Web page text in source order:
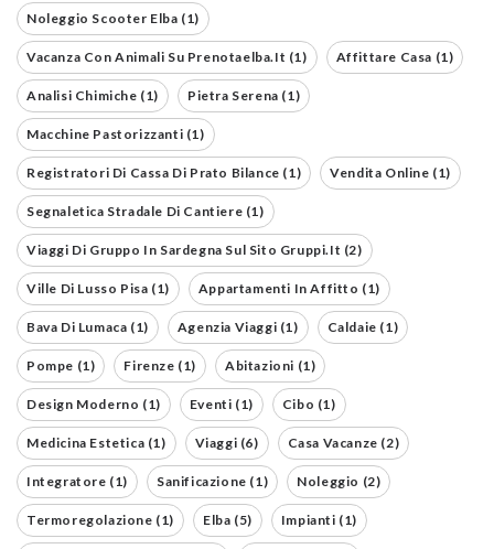
Noleggio Scooter Elba (1)
Vacanza Con Animali Su Prenotaelba.it (1) Affittare Casa (1)
Analisi Chimiche (1) Pietra Serena (1)
Macchine Pastorizzanti (1)
Registratori Di Cassa Di Prato Bilance (1) Vendita Online (1)
Segnaletica Stradale Di Cantiere (1)
Viaggi Di Gruppo In Sardegna Sul Sito Gruppi.it (2)
Ville Di Lusso Pisa (1) Appartamenti In Affitto (1)
Bava Di Lumaca (1) Agenzia Viaggi (1) Caldaie (1)
Pompe (1) Firenze (1) Abitazioni (1)
Design Moderno (1) Eventi (1) Cibo (1)
Medicina Estetica (1) Viaggi (6) Casa Vacanze (2)
Integratore (1) Sanificazione (1) Noleggio (2)
Termoregolazione (1) Elba (5) Impianti (1)